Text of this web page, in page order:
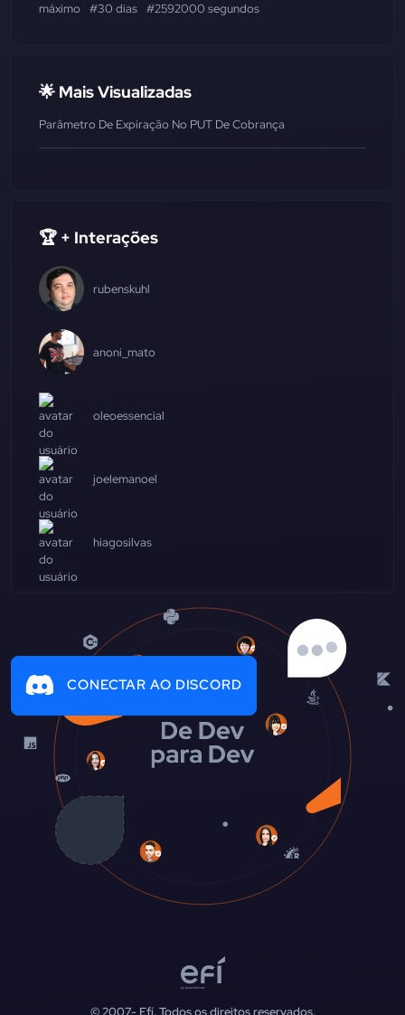
máximo
#30 dias #2592000 segundos
🌟 Mais Visualizadas
Parâmetro De Expiração No PUT De Cobrança
🏆 + Interações
rubenskuhl
anoni_mato
oleoessencial
joelemanoel
hiagosilvas
CONECTAR AO DISCORD